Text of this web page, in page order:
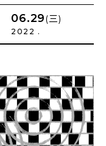
06.29(三)
2022 .